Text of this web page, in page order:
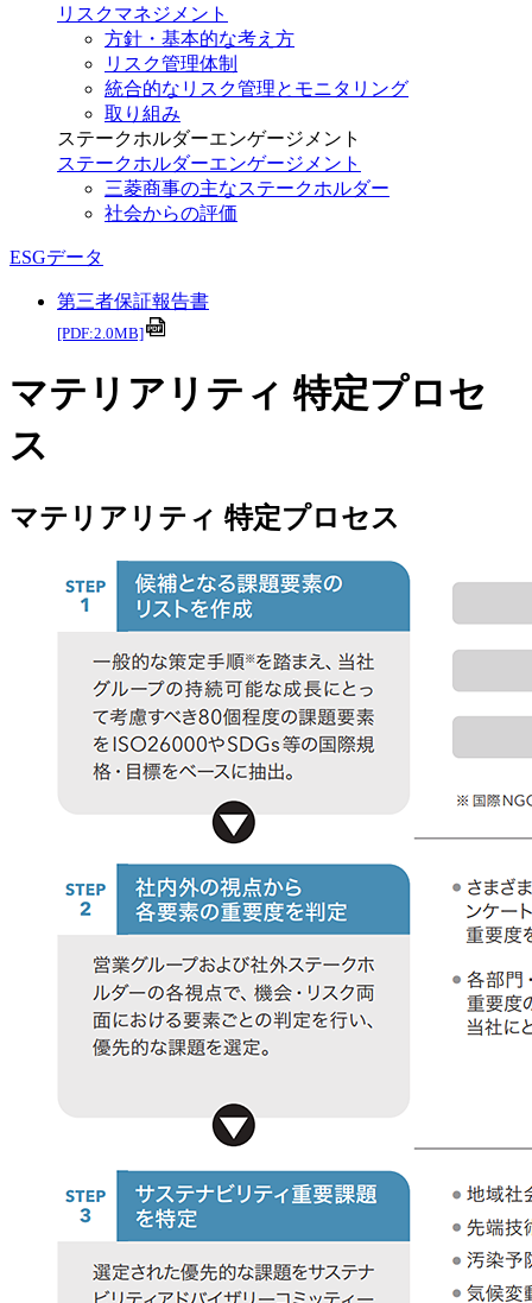
リスクマネジメント
方針・基本的な考え方
リスク管理体制
統合的なリスク管理とモニタリング
取り組み
ステークホルダーエンゲージメント
ステークホルダーエンゲージメント
三菱商事の主なステークホルダー
社会からの評価
ESGデータ
第三者保証報告書
[PDF:2.0MB]
マテリアリティ 特定プロセ
ス
マテリアリティ 特定プロセス